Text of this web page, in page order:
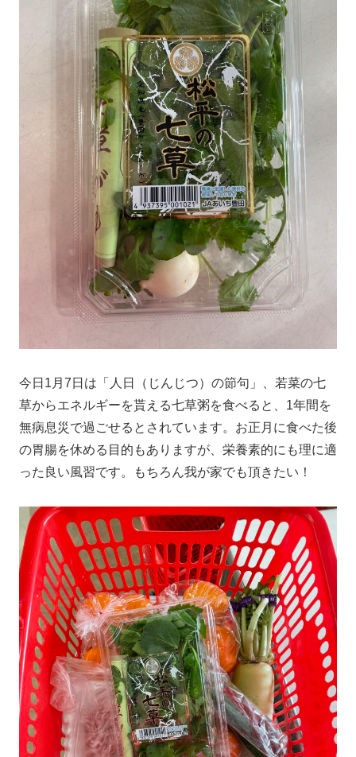
今日1月7日は「人日（じんじつ）の節句」、若菜の七
草からエネルギーを貰える七草粥を食べると、1年間を
無病息災で過ごせるとされています。お正月に食べた後
の胃腸を休める目的もありますが、栄養素的にも理に適
った良い風習です。もちろん我が家でも頂きたい！